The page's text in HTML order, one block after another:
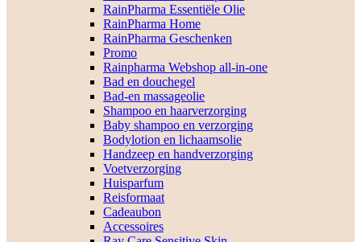
RainPharma Essentiële Olie
RainPharma Home
RainPharma Geschenken
Promo
Rainpharma Webshop all-in-one
Bad en douchegel
Bad-en massageolie
Shampoo en haarverzorging
Baby shampoo en verzorging
Bodylotion en lichaamsolie
Handzeep en handverzorging
Voetverzorging
Huisparfum
Reisformaat
Cadeaubon
Accessoires